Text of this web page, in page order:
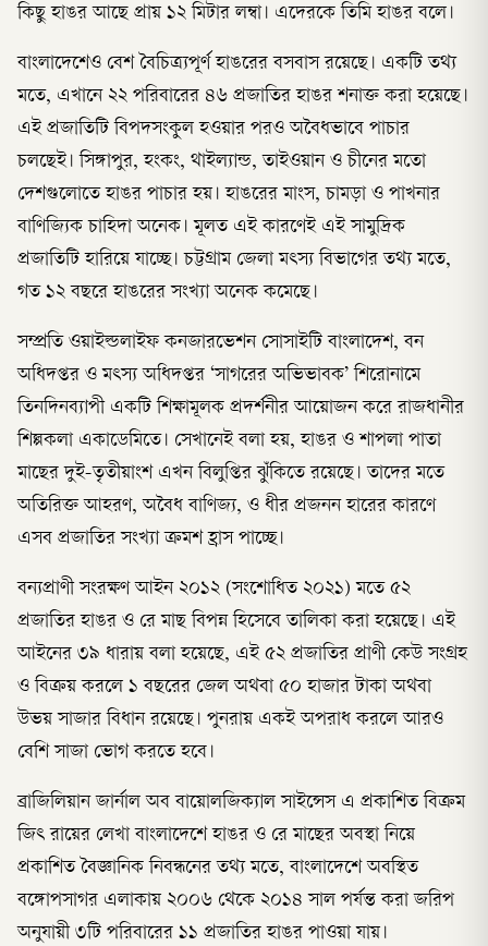
কিছু হাঙর আছে প্রায় ১২ মিটার লম্বা। এদেরকে তিমি হাঙর বলে।
বাংলাদেশেও বেশ বৈচিত্র্যপূর্ণ হাঙরের বসবাস রয়েছে। একটি তথ্য
মতে, এখানে ২২ পরিবারের ৪৬ প্রজাতির হাঙর শনাক্ত করা হয়েছে।
এই প্রজাতিটি বিপদসংকুল হওয়ার পরও অবৈধভাবে পাচার
চলছেই। সিঙ্গাপুর, হংকং, থাইল্যান্ড, তাইওয়ান ও চীনের মতো
দেশগুলোতে হাঙর পাচার হয়। হাঙরের মাংস, চামড়া ও পাখনার
বাণিজ্যিক চাহিদা অনেক। মূলত এই কারণেই এই সামুদ্রিক
প্রজাতিটি হারিয়ে যাচ্ছে। চট্টগ্রাম জেলা মৎস্য বিভাগের তথ্য মতে,
গত ১২ বছরে হাঙরের সংখ্যা অনেক কমেছে।
সম্প্রতি ওয়াইল্ডলাইফ কনজারভেশন সোসাইটি বাংলাদেশ, বন
অধিদপ্তর ও মৎস্য অধিদপ্তর ‘সাগরের অভিভাবক’ শিরোনামে
তিনদিনব্যাপী একটি শিক্ষামূলক প্রদর্শনীর আয়োজন করে রাজধানীর
শিল্পকলা একাডেমিতে। সেখানেই বলা হয়, হাঙর ও শাপলা পাতা
মাছের দুই-তৃতীয়াংশ এখন বিলুপ্তির ঝুঁকিতে রয়েছে। তাদের মতে
অতিরিক্ত আহরণ, অবৈধ বাণিজ্য, ও ধীর প্রজনন হারের কারণে
এসব প্রজাতির সংখ্যা ক্রমশ হ্রাস পাচ্ছে।
বন্যপ্রাণী সংরক্ষণ আইন ২০১২ (সংশোধিত ২০২১) মতে ৫২
প্রজাতির হাঙর ও রে মাছ বিপন্ন হিসেবে তালিকা করা হয়েছে। এই
আইনের ৩৯ ধারায় বলা হয়েছে, এই ৫২ প্রজাতির প্রাণী কেউ সংগ্রহ
ও বিক্রয় করলে ১ বছরের জেল অথবা ৫০ হাজার টাকা অথবা
উভয় সাজার বিধান রয়েছে। পুনরায় একই অপরাধ করলে আরও
বেশি সাজা ভোগ করতে হবে।
ব্রাজিলিয়ান জার্নাল অব বায়োলজিক্যাল সাইন্সেস এ প্রকাশিত বিক্রম
জিৎ রায়ের লেখা বাংলাদেশে হাঙর ও রে মাছের অবস্থা নিয়ে
প্রকাশিত বৈজ্ঞানিক নিবন্ধনের তথ্য মতে, বাংলাদেশে অবস্থিত
বঙ্গোপসাগর এলাকায় ২০০৬ থেকে ২০১৪ সাল পর্যন্ত করা জরিপ
অনুযায়ী ৩টি পরিবারের ১১ প্রজাতির হাঙর পাওয়া যায়।